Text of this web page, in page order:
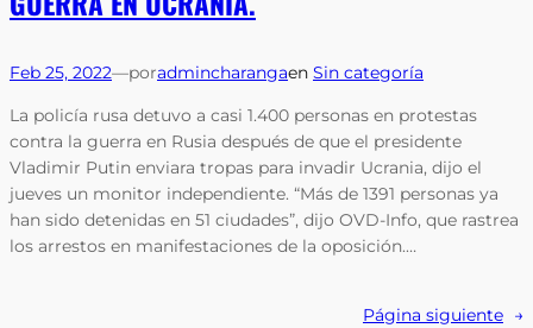
Feb 25, 2022—poradmincharangaen Sin categoría
La policía rusa detuvo a casi 1.400 personas en protestas
contra la guerra en Rusia después de que el presidente
Vladimir Putin enviara tropas para invadir Ucrania, dijo el
jueves un monitor independiente. “Más de 1391 personas ya
han sido detenidas en 51 ciudades”, dijo OVD-Info, que rastrea
los arrestos en manifestaciones de la oposición.…
Página siguiente →